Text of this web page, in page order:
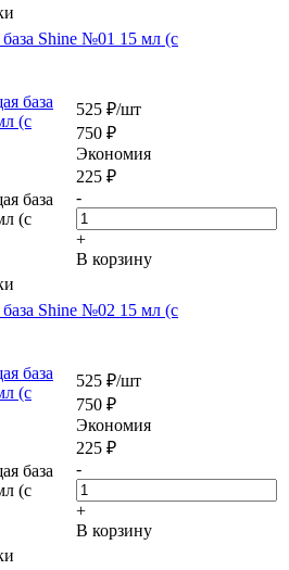
Shine №01 15 мл (c
база
(c
база
(c
525 ₽/шт
750 ₽
Экономия
225 ₽
-
+
В корзину
Shine №02 15 мл (c
база
(c
база
(c
525 ₽/шт
750 ₽
Экономия
225 ₽
-
+
В корзину